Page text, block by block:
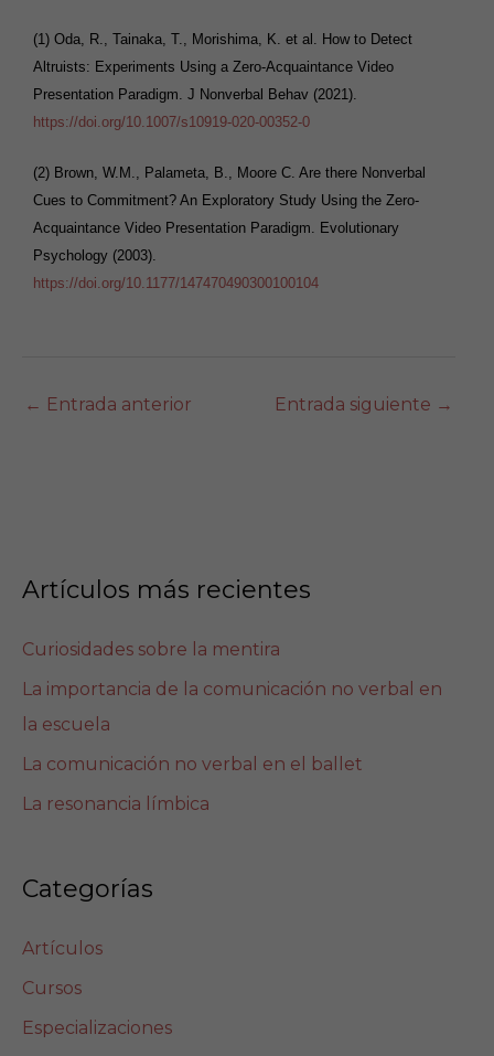
(1) Oda, R., Tainaka, T., Morishima, K. et al. How to Detect
Altruists: Experiments Using a Zero-Acquaintance Video
Presentation Paradigm. J Nonverbal Behav (2021).
https://doi.org/10.1007/s10919-020-00352-0
(2) Brown, W.M., Palameta, B., Moore C. Are there Nonverbal
Cues to Commitment? An Exploratory Study Using the Zero-
Acquaintance Video Presentation Paradigm. Evolutionary
Psychology (2003).
https://doi.org/10.1177/147470490300100104
← Entrada anterior Entrada siguiente →
Artículos más recientes
Curiosidades sobre la mentira
La importancia de la comunicación no verbal en
la escuela
La comunicación no verbal en el ballet
La resonancia límbica
Categorías
Artículos
Cursos
Especializaciones